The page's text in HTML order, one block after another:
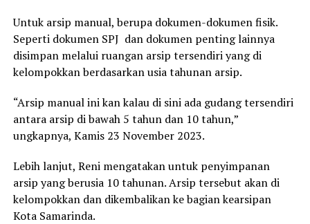
Untuk arsip manual, berupa dokumen-dokumen fisik.
Seperti dokumen SPJ dan dokumen penting lainnya
disimpan melalui ruangan arsip tersendiri yang di
kelompokkan berdasarkan usia tahunan arsip.
“Arsip manual ini kan kalau di sini ada gudang tersendiri
antara arsip di bawah 5 tahun dan 10 tahun,”
ungkapnya, Kamis 23 November 2023.
Lebih lanjut, Reni mengatakan untuk penyimpanan
arsip yang berusia 10 tahunan. Arsip tersebut akan di
kelompokkan dan dikembalikan ke bagian kearsipan
Kota Samarinda.